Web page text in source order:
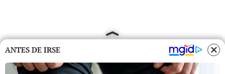
ANTES DE IRSE